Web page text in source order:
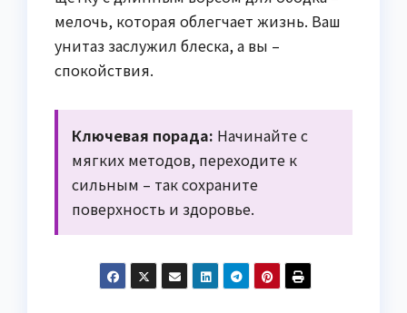
мелочь, которая облегчает жизнь. Ваш
унитаз заслужил блеска, а вы –
спокойствия.
Ключевая порада: Начинайте с
мягких методов, переходите к
сильным – так сохраните
поверхность и здоровье.